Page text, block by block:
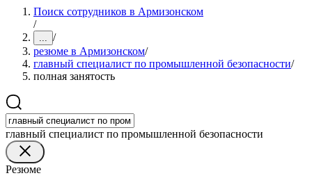
Поиск сотрудников в Армизонском
/
... /
резюме в Армизонском/
главный специалист по промышленной безопасности/
полная занятость
главный специалист по промышленной безопасности
Резюме